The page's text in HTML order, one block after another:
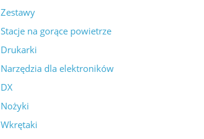
Zestawy
Stacje na gorące powietrze
Drukarki
Narzędzia dla elektroników
DX
Nożyki
Wkrętaki